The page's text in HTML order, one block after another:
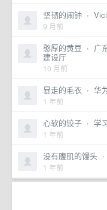
坚韧的闹钟 ·
9 月前
憨厚的黄豆 · 广
建设厅
10 月前
暴走的毛衣 · 华
1 年前
心软的饺子 · 学
1 年前
没有腹肌的馒头 ·
1 年前